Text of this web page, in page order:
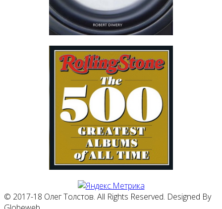
© 2017-18 Олег Толстов. All Rights Reserved. Designed By